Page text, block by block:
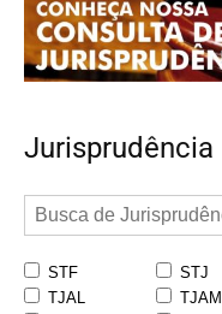
Jurisprudência
STF STJ
TJAL
TJAM